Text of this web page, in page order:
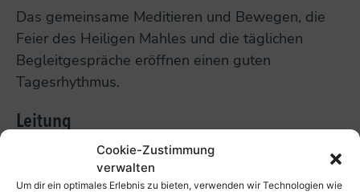
Cookie-Zustimmung
verwalten
Um dir ein optimales Erlebnis zu bieten, verwenden wir Technologien wie
Das gemeinsame Meditieren und Bewegen, die
Feier des Heiligen Mahles und die täglichen
Begleitgespräche eröffnen einen guten
Tagesrhythmus.
Leitung
Pfarrerin Isabel Hartmann und Prof. Dr. Reiner
Knieling